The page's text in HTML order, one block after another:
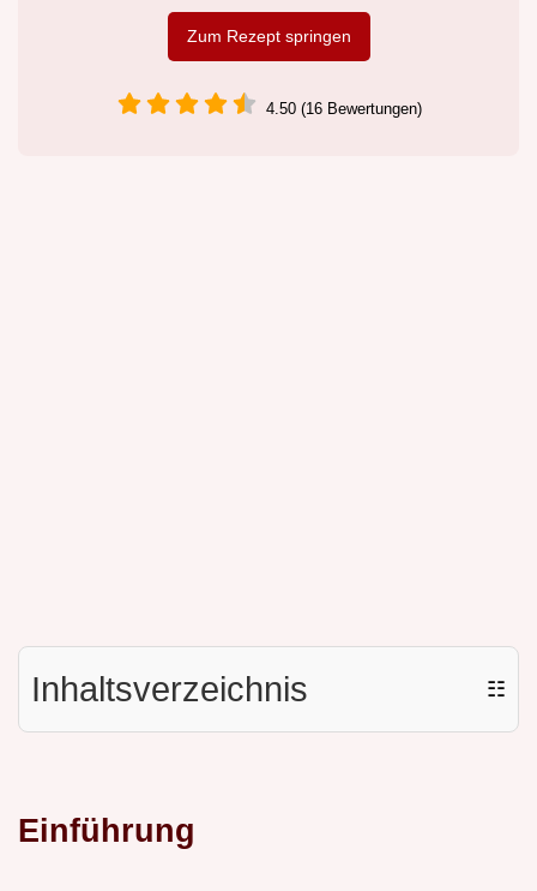
Zum Rezept springen
4.50 (16 Bewertungen)
Inhaltsverzeichnis ☷
Einführung